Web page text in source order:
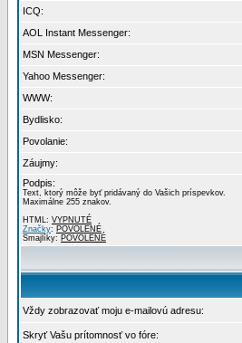
ICQ:
AOL Instant Messenger:
MSN Messenger:
Yahoo Messenger:
WWW:
Bydlisko:
Povolanie:
Záujmy:
Podpis:
Text, ktorý môže byť pridávaný do Vašich príspevkov.
Maximálne 255 znakov.
HTML: VYPNUTÉ
Značky: POVOLENÉ
Smajlíky: POVOLENÉ
Vždy zobrazovať moju e-mailovú adresu:
Skryť Vašu prítomnosť vo fóre: